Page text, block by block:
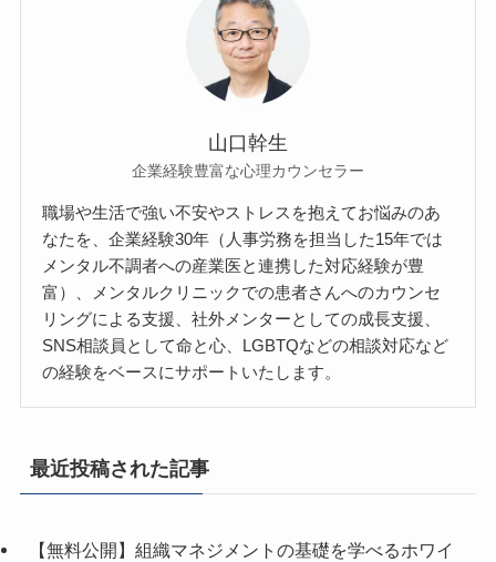
山口幹生
企業経験豊富な心理カウンセラー
職場や生活で強い不安やストレスを抱えてお悩みのあ
なたを、企業経験30年（人事労務を担当した15年では
メンタル不調者への産業医と連携した対応経験が豊
富）、メンタルクリニックでの患者さんへのカウンセ
リングによる支援、社外メンターとしての成長支援、
SNS相談員として命と心、LGBTQなどの相談対応など
の経験をベースにサポートいたします。
最近投稿された記事
【無料公開】組織マネジメントの基礎を学べるホワイ